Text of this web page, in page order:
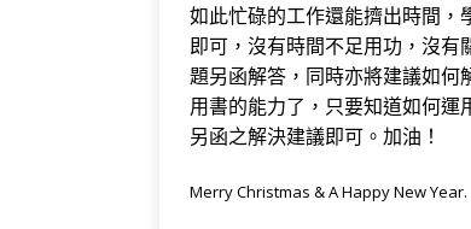
如此忙碌的工作還能擠出時間，
即可，沒有時間不足用功，沒
題另函解答，同時亦將建議如何
用書的能力了，只要知道如何
另函之解決建議即可。加油！
Merry Christmas & A Happy New Year.